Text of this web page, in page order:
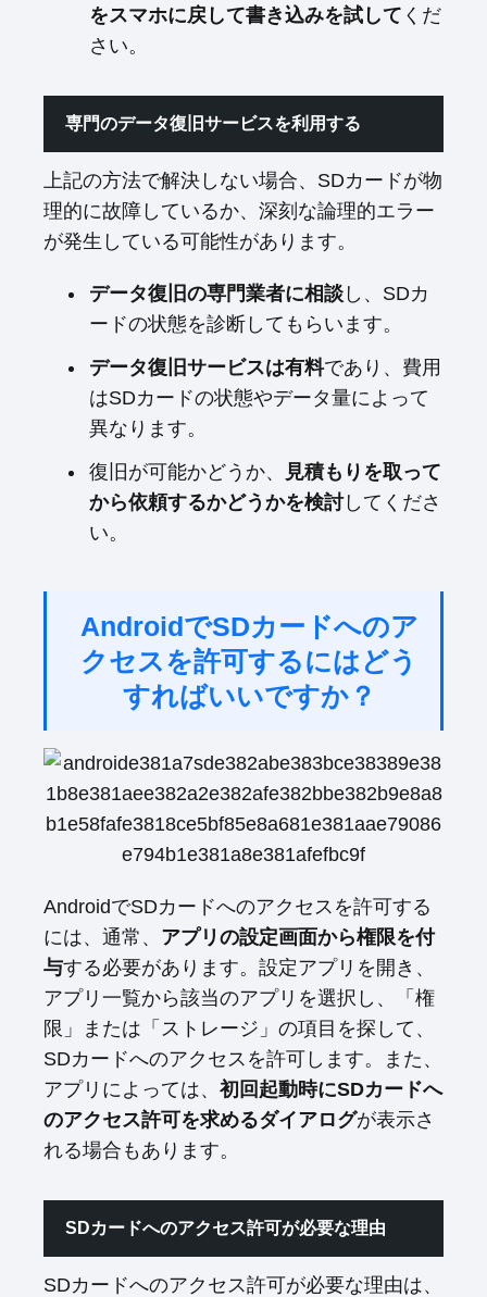
をスマホに戻して書き込みを試して くだ
さい。
専門のデータ復旧サービスを利用する
上記の方法で解決しない場合、SDカードが物
理的に故障しているか、深刻な論理的エラー
が発生している可能性があります。
データ復旧の専門業者に相談 し、SDカ
ードの状態を診断してもらいます。
データ復旧サービスは有料であり、費用
はSDカードの状態やデータ量によって
異なります。
復旧が可能かどうか、
見積もりを取って
から依頼するかどうかを検討してくださ
い。
AndroidでSDカードへのア
クセスを許可するにはどう
すればいいですか？
AndroidでSDカードへのアクセスを許可する
には、通常、 アプリの設定画面から権限を付
与する必要があります。設定アプリを開き、
アプリ一覧から該当のアプリを選択し、「権
限」または「ストレージ」の項目を探して、
SDカードへのアクセスを許可します。また、
アプリによっては、 初回起動時にSDカードへ
のアクセス許可を求めるダイアログが表示さ
れる場合もあります。
SDカードへのアクセス許可が必要な理由
SDカードへのアクセス許可が必要な理由は、